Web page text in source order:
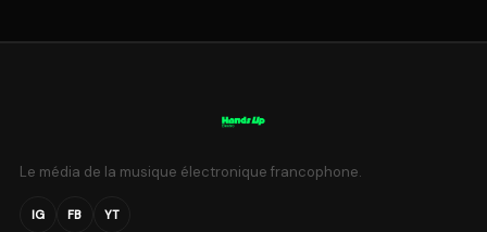
Le média de la musique électronique francophone.
IG FB YT